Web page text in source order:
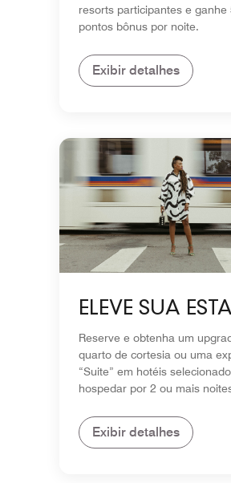
resorts participantes e ganhe
pontos bônus por noite.
Exibir detalhes
ELEVE SUA
Reserve e obtenha um
quarto de cortesia ou uma
“Suite” em hotéis
hospedar por 2 ou mais
Exibir detalhes